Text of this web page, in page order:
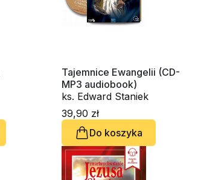
Tajemnice Ewangelii (CD-
MP3 audiobook)
ks. Edward Staniek
39,90 zł
Do koszyka